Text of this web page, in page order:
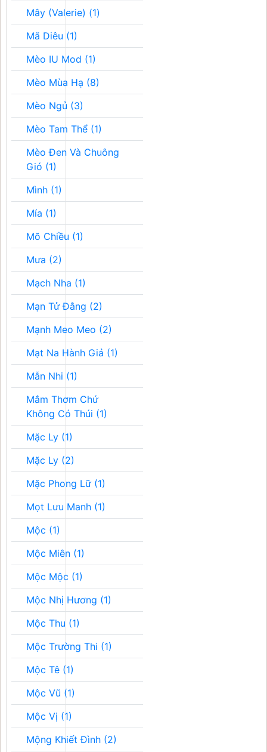
Mây (Valerie) (1)
Mã Diêu (1)
Mèo IU Mod (1)
Mèo Mùa Hạ (8)
Mèo Ngủ (3)
Mèo Tam Thể (1)
Mèo Đen Và Chuông
Gió (1)
Mình (1)
Mía (1)
Mõ Chiều (1)
Mưa (2)
Mạch Nha (1)
Mạn Tử Đằng (2)
Mạnh Meo Meo (2)
Mạt Na Hành Giả (1)
Mẫn Nhi (1)
Mắm Thơm Chứ
Không Có Thúi (1)
Mặc Ly (1)
Mặc Ly (2)
Mặc Phong Lữ (1)
Mọt Lưu Manh (1)
Mộc (1)
Mộc Miên (1)
Mộc Mộc (1)
Mộc Nhị Hương (1)
Mộc Thu (1)
Mộc Trường Thi (1)
Mộc Tê (1)
Mộc Vũ (1)
Mộc Vị (1)
Mộng Khiết Đình (2)